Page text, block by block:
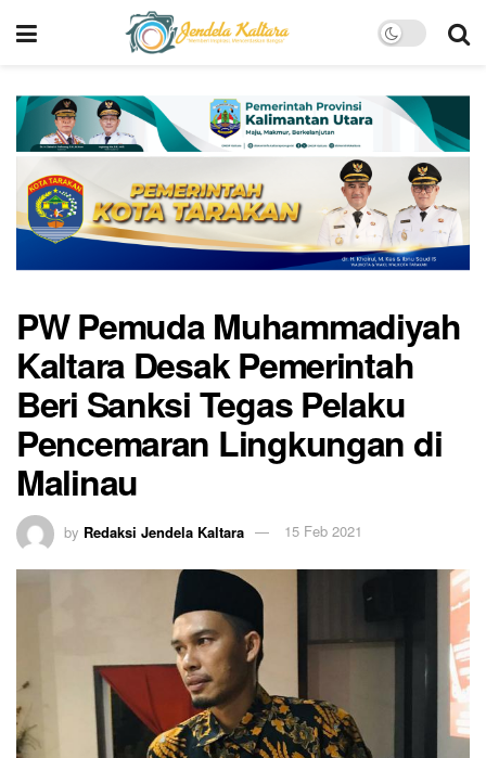
PW Pemuda Muhammadiyah
Kaltara Desak Pemerintah
Beri Sanksi Tegas Pelaku
Pencemaran Lingkungan di
Malinau
by Redaksi Jendela Kaltara 15 Feb 2021